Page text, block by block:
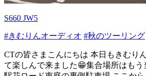
S660 JW5
#きむりんオーディオ #秋のツーリング
CTの皆さまこんにちは 本日もきむり
て楽しんで来ました😁集合場所はも